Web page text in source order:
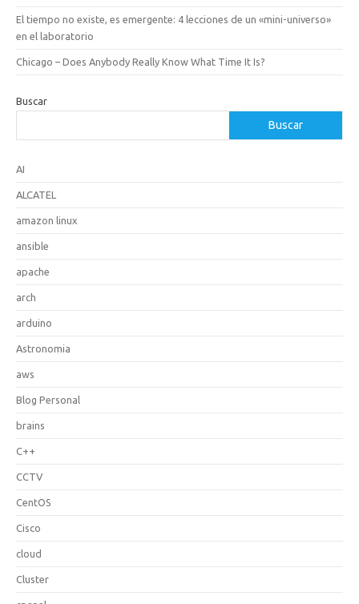
El tiempo no existe, es emergente: 4 lecciones de un «mini-universo»
en el laboratorio
Chicago – Does Anybody Really Know What Time It Is?
Buscar
Buscar
AI
ALCATEL
amazon linux
ansible
apache
arch
arduino
Astronomia
aws
Blog Personal
brains
C++
CCTV
CentOS
Cisco
cloud
Cluster